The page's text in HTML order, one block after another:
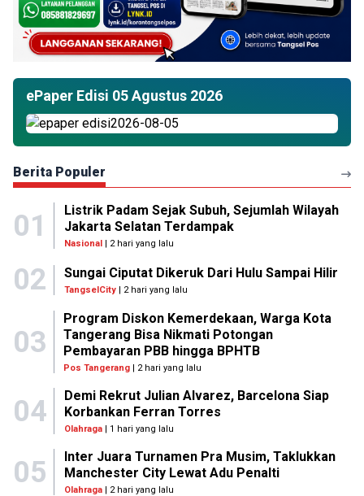
ePaper Edisi 05 Agustus 2026
Berita Populer
01
Listrik Padam Sejak Subuh, Sejumlah Wilayah
Jakarta Selatan Terdampak
Nasional| 2 hari yang lalu
02 Sungai Ciputat Dikeruk Dari Hulu Sampai Hilir
TangselCity | 2 hari yang lalu
03
Program Diskon Kemerdekaan, Warga Kota
Tangerang Bisa Nikmati Potongan
Pembayaran PBB hingga BPHTB
Pos Tangerang | 2 hari yang lalu
04
Demi Rekrut Julian Alvarez, Barcelona Siap
Korbankan Ferran Torres
Olahraga| 1 hari yang lalu
05
Inter Juara Turnamen Pra Musim, Taklukkan
Manchester City Lewat Adu Penalti
Olahraga| 2 hari yang lalu